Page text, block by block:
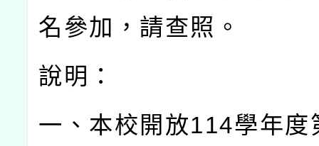
名參加，請查照。
說明：
一、本校開放114學年度